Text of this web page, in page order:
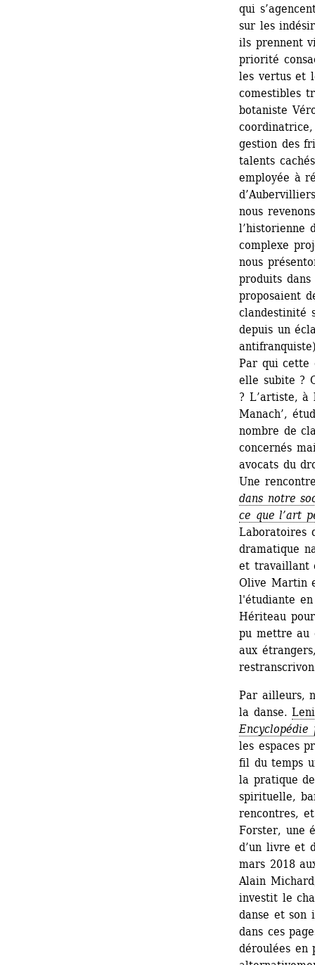
qui
sur les
ils prennent
priorité
les vertus et
comestibles
botaniste
gestion des
talents
employée à
nous
l’historienne
complexe
nous
produits
proposaient
clandestinité
depuis un
Par qui cette
elle subite ?
? L’artiste, à
Manach’,
nombre de
concernés
avocats du
Une
dans notre
ce que l’art
Laboratoires
dramatique
et travaillant
Olive Martin
l'étudiante
Hériteau
pu mettre au
aux
Par ailleurs,
la danse.
Encyclopédie
les espaces
fil du temps
la pratique
spirituelle,
rencontres,
Forster, une
d’un livre et
mars 2018
Alain
investit le
danse et son
dans ces
déroulées en